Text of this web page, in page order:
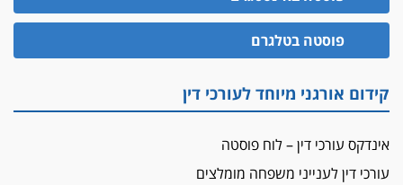
"הבמות של קפלן" לחמאס
מאסר לעורך הדין
פיקטיביות בשם פלסטינים
ביה"ד המשמעתי ביטל השעיה לצמיתות של
עורכת-דין שהביעה שמחה ב-7 באוקטובר
פוסטה בטלגרם
קידום אורגני מיוחד לעורכי דין
אינדקס עורכי דין – לוח פוסטה
עורכי דין לענייני משפחה מומלצים